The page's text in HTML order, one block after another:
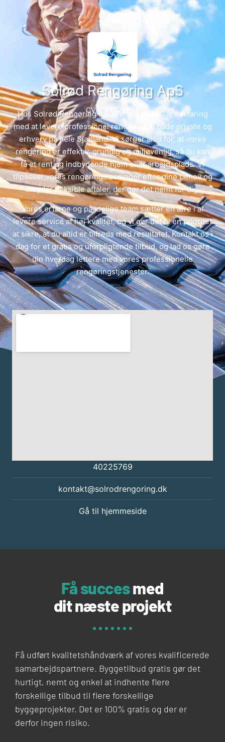
Solrød Rengøring ApS
CVR: 44299908
Hos Solrød Rengøring har vi mere end 10 års erfaring
med at levere professionel rengøring til både private og
erhverv på hele Sjælland. Vi sørger altid for, at vores
rengøring er effektiv, grundig og miljøvenlig, så du kan
få et rent og indbydende hjem eller arbejdsplads. Vi
tilpasser vores rengøringsløsninger efter dine behov og
tilbyder fleksible aftaler, der gør det nemt for dig.
Vores erfarne og pålidelige team sætter en ære i at
levere service af høj kvalitet, og vi gør det til en prioritet
at sikre, at du altid er tilfreds med resultatet. Kontakt os i
dag for et gratis og uforpligtende tilbud, og lad os gøre
din hverdag lettere med vores professionelle
rengøringstjenester.
40225769
kontakt@solrodrengoring.dk
Gå til hjemmeside
Få succesmed
dit næste projekt
Få udført kvalitetshåndværk af vores kvalificerede
samarbejdspartnere. Byggetilbud gratis gør det
hurtigt, nemt og enkel at indhente flere
forskellige tilbud til flere forskellige
byggeprojekter. Det er 100% gratis og der er
derfor ingen risiko.